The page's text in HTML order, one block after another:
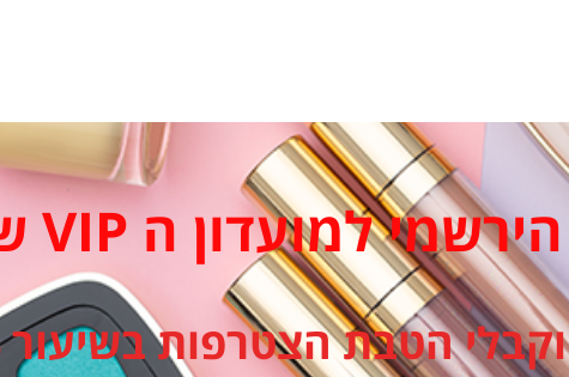
הירשמי למועדון ה VIP שלנו
וקבלי הטבת הצטרפות בשיעור 10%